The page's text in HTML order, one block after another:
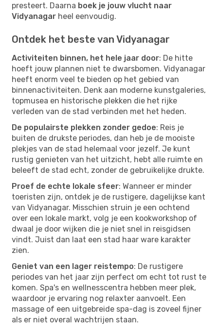
presteert. Daarna boek je jouw vlucht naar
Vidyanagar heel eenvoudig.
Ontdek het beste van Vidyanagar
Activiteiten binnen, het hele jaar door: De hitte
hoeft jouw plannen niet te dwarsbomen. Vidyanagar
heeft enorm veel te bieden op het gebied van
binnenactiviteiten. Denk aan moderne kunstgaleries,
topmusea en historische plekken die het rijke
verleden van de stad verbinden met het heden.
De populairste plekken zonder gedoe: Reis je
buiten de drukste periodes, dan heb je de mooiste
plekjes van de stad helemaal voor jezelf. Je kunt
rustig genieten van het uitzicht, hebt alle ruimte en
beleeft de stad echt, zonder de gebruikelijke drukte.
Proef de echte lokale sfeer: Wanneer er minder
toeristen zijn, ontdek je de rustigere, dagelijkse kant
van Vidyanagar. Misschien struin je een ochtend
over een lokale markt, volg je een kookworkshop of
dwaal je door wijken die je niet snel in reisgidsen
vindt. Juist dan laat een stad haar ware karakter
zien.
Geniet van een lager reistempo: De rustigere
periodes van het jaar zijn perfect om echt tot rust te
komen. Spa's en wellnesscentra hebben meer plek,
waardoor je ervaring nog relaxter aanvoelt. Een
massage of een uitgebreide spa-dag is zoveel fijner
als er niet overal wachtrijen staan.